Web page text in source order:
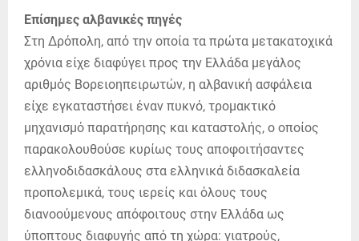
Επίσημες αλβανικές πηγές
Στη Δρόπολη, από την οποία τα πρώτα μετακατοχικά
χρόνια είχε διαφύγει προς την Ελλάδα μεγάλος
αριθμός Βορειοηπειρωτών, η αλβανική ασφάλεια
είχε εγκαταστήσει έναν πυκνό, τρομακτικό
μηχανισμό παρατήρησης και καταστολής, ο οποίος
παρακολουθούσε κυρίως τους αποφοιτήσαντες
ελληνοδιδασκάλους στα ελληνικά διδασκαλεία
προπολεμικά, τους ιερείς και όλους τους
διανοούμενους απόφοιτους στην Ελλάδα ως
ύποπτους διαφυγής από τη χώρα: γιατρούς,